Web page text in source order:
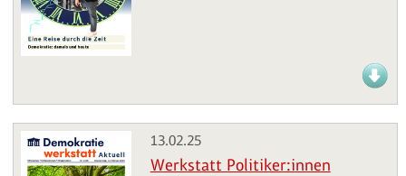
13.02.25
Werkstatt Politiker:innen